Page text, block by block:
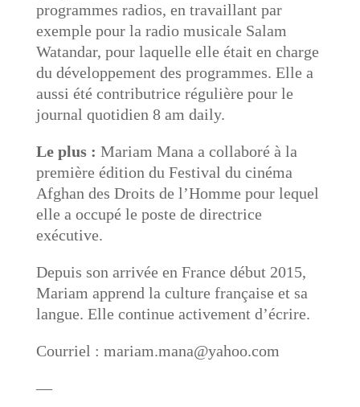
programmes radios, en travaillant par
exemple pour la radio musicale Salam
Watandar, pour laquelle elle était en charge
du développement des programmes. Elle a
aussi été contributrice régulière pour le
journal quotidien 8 am daily.
Le plus : Mariam Mana a collaboré à la
première édition du Festival du cinéma
Afghan des Droits de l’Homme pour lequel
elle a occupé le poste de directrice
exécutive.
Depuis son arrivée en France début 2015,
Mariam apprend la culture française et sa
langue. Elle continue activement d’écrire.
Courriel : mariam.mana@yahoo.com
—